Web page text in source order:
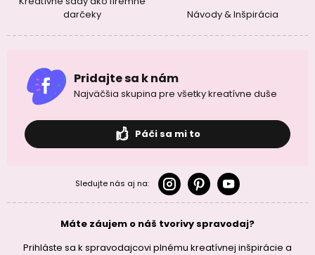
darčeky
Návody & Inšpirácia
Pridajte sa k nám
Najväčšia skupina pre všetky kreatívne duše
Páči sa mi to
Sledujte nás aj na:
Máte záujem o náš tvorivy spravodaj?
Prihláste sa k spravodajcovi plnému kreatívnej inšpirácie a